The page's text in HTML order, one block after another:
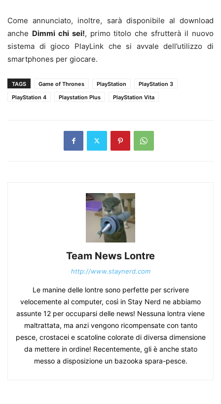
Come annunciato, inoltre, sarà disponibile al download
anche Dimmi chi sei!, primo titolo che sfrutterà il nuovo
sistema di gioco PlayLink che si avvale dell’utilizzo di
smartphones per giocare.
TAGS Game of Thrones PlayStation
PlayStation 3
PlayStation 4
Playstation Plus PlayStation Vita
Team News Lontre
http://www.staynerd.com
Le manine delle lontre sono perfette per scrivere
velocemente al computer, così in Stay Nerd ne abbiamo
assunte 12 per occuparsi delle news! Nessuna lontra viene
maltrattata, ma anzi vengono ricompensate con tanto
pesce, crostacei e scatoline colorate di diversa dimensione
da mettere in ordine! Recentemente, gli è anche stato
messo a disposizione un bazooka spara-pesce.